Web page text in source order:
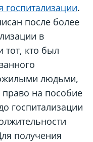
госпитализации.
после более
в
тот, кто был
людьми,
право на пособие
госпитализации
получения